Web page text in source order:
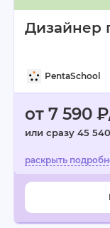
Дизайнер
PentaSchool
от 7 590
или сразу 45